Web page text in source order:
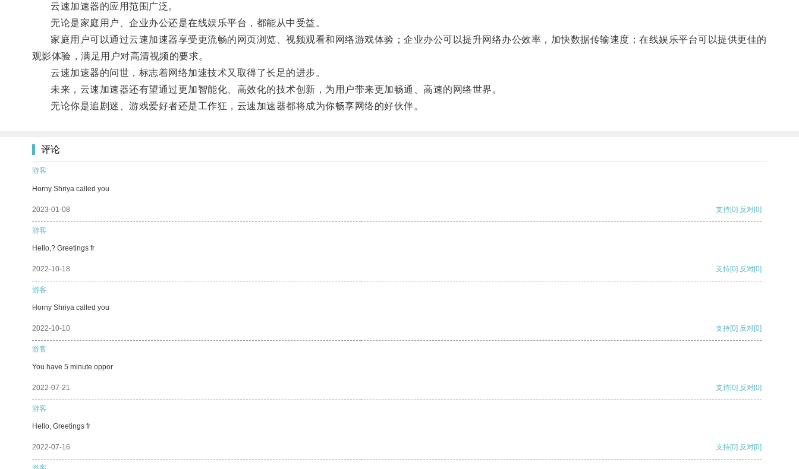
云速加速器的应用范围广泛。
无论是家庭用户、企业办公还是在线娱乐平台，都能从中受益。
家庭用户可以通过云速加速器享受更流畅的网页浏览、视频观看和网络游戏体验；企业办公可以提升网络办公效率，加快数据传输速度；在线娱乐平台可以提供更佳的
观影体验，满足用户对高清视频的要求。
云速加速器的问世，标志着网络加速技术又取得了长足的进步。
未来，云速加速器还有望通过更加智能化、高效化的技术创新，为用户带来更加畅通、高速的网络世界。
无论你是追剧迷、游戏爱好者还是工作狂，云速加速器都将成为你畅享网络的好伙伴。
评论
游客
Horny Shriya called you
2023-01-08 支持[0] 反对[0]
游客
Hello,? Greetings fr
2022-10-18 支持[0] 反对[0]
游客
Horny Shriya called you
2022-10-10 支持[0] 反对[0]
游客
You have 5 minute oppor
2022-07-21 支持[0] 反对[0]
游客
Hello, Greetings fr
2022-07-16 支持[0] 反对[0]